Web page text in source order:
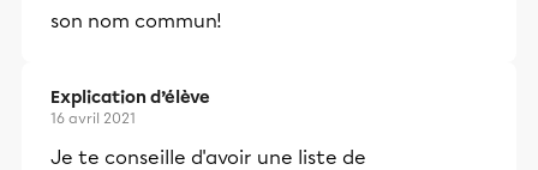
son nom commun!
Explication d’élève
16 avril 2021
Je te conseille d'avoir une liste de